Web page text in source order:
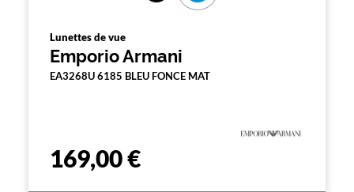
Lunettes de vue
Emporio Armani
EA3268U 6185 BLEU FONCE MAT
169,00 €